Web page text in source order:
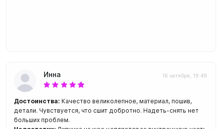
Инна 16 октября, 19:49
Достоинства: Качество великолепное, материал, пошив,
детали. Чувствуется, что сшит добротно. Надеть-снять нет
больших проблем.